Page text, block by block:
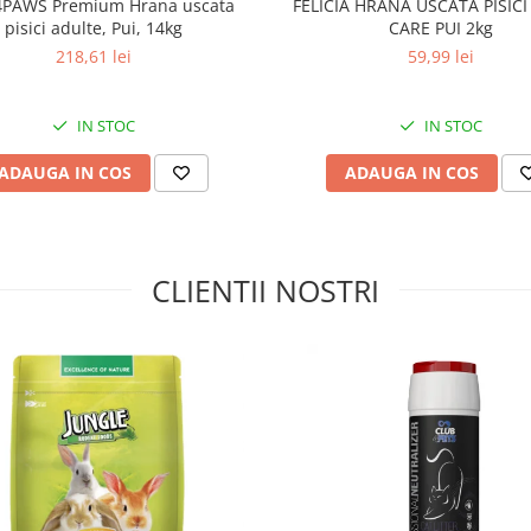
lotului), data „a se folosi de
Premium Hrana uscata
pisici adulte, Pui, 14kg
218,61 lei
IN STOC
IN COS
FELICIA HRANA USCATA
CARE PUI 2kg
59,99 lei
IN STOC
ADAUGA IN COS
CLIENTII NOSTRI